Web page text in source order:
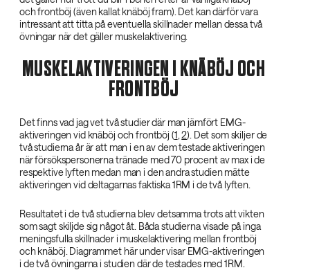
och frontböj (även kallat knäböj fram). Det kan därför vara
intressant att titta på eventuella skillnader mellan dessa två
övningar när det gäller muskelaktivering.
MUSKELAKTIVERINGEN I KNÄBÖJ OCH
FRONTBÖJ
Det finns vad jag vet två studier där man jämfört EMG-
aktiveringen vid knäböj och frontböj (1 ,2). Det som skiljer de
två studierna år är att man i en av dem testade aktiveringen
när försökspersonerna tränade med 70 procent av max i de
respektive lyften medan man i den andra studien mätte
aktiveringen vid deltagarnas faktiska 1RM i de två lyften.
Resultatet i de två studierna blev detsamma trots att vikten
som sagt skiljde sig något åt. Båda studierna visade på inga
meningsfulla skillnader i muskelaktivering mellan frontböj
och knäböj. Diagrammet här under visar EMG-aktiveringen
i de två övningarna i studien där de testades med 1RM.